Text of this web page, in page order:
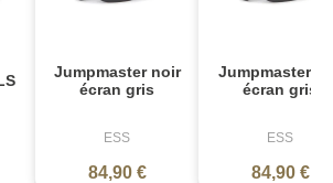
Jumpmaster noir
écran gris
ESS
84,90 €
Jumpmaster
écran gris
ESS
84,90 €